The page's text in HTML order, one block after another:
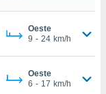
Oeste
9 - 24 km/h
Oeste
6 - 17 km/h